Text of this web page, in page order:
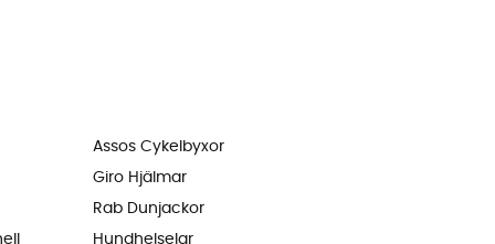
Assos Cykelbyxor
Giro Hjälmar
Rab Dunjackor
Hundhelselar